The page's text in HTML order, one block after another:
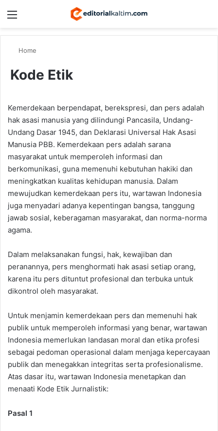
Menu
Home
Kode Etik
Kemerdekaan berpendapat, berekspresi, dan pers adalah
hak asasi manusia yang dilindungi Pancasila, Undang-
Undang Dasar 1945, dan Deklarasi Universal Hak Asasi
Manusia PBB. Kemerdekaan pers adalah sarana
masyarakat untuk memperoleh informasi dan
berkomunikasi, guna memenuhi kebutuhan hakiki dan
meningkatkan kualitas kehidupan manusia. Dalam
mewujudkan kemerdekaan pers itu, wartawan Indonesia
juga menyadari adanya kepentingan bangsa, tanggung
jawab sosial, keberagaman masyarakat, dan norma-norma
agama.
Dalam melaksanakan fungsi, hak, kewajiban dan
peranannya, pers menghormati hak asasi setiap orang,
karena itu pers dituntut profesional dan terbuka untuk
dikontrol oleh masyarakat.
Untuk menjamin kemerdekaan pers dan memenuhi hak
publik untuk memperoleh informasi yang benar, wartawan
Indonesia memerlukan landasan moral dan etika profesi
sebagai pedoman operasional dalam menjaga kepercayaan
publik dan menegakkan integritas serta profesionalisme.
Atas dasar itu, wartawan Indonesia menetapkan dan
menaati Kode Etik Jurnalistik:
Pasal 1